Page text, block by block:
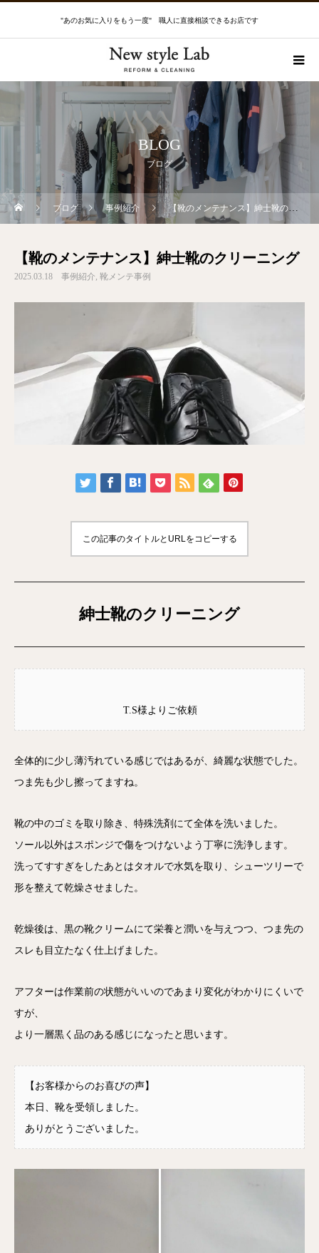
"あのお気に入りをもう一度" 職人に直接相談できるお店です
BLOG
ブログ
ブログ 事例紹介 【靴のメンテナンス】紳士靴のクリーニング
【靴のメンテナンス】紳士靴のクリーニング
2025.03.18 事例紹介 靴メンテ事例
この記事のタイトルとURLをコピーする
紳士靴のクリーニング
T.S様よりご依頼
全体的に少し薄汚れている感じではあるが、綺麗な状態でした。
つま先も少し擦ってますね。
靴の中のゴミを取り除き、特殊洗剤にて全体を洗いました。
ソール以外はスポンジで傷をつけないよう丁寧に洗浄します。
洗ってすすぎをしたあとはタオルで水気を取り、シューツリーで
形を整えて乾燥させました。
乾燥後は、黒の靴クリームにて栄養と潤いを与えつつ、つま先の
スレも目立たなく仕上げました。
アフターは作業前の状態がいいのであまり変化がわかりにくいで
すが、
より一層黒く品のある感じになったと思います。
【お客様からのお喜びの声】
本日、靴を受領しました。
ありがとうございました。